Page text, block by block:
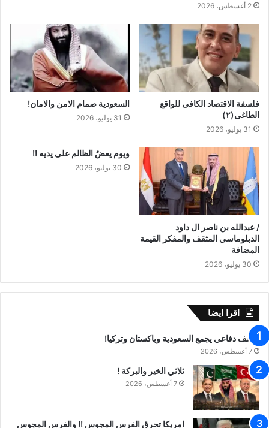
2 أغسطس، 2026
فلسفة الاقتصاد الكافى للواقع
الطاغى(٢)
31 يوليو، 2026
السعودية صمام الامن والامان!
31 يوليو، 2026
/ عبدالله بن ناصر ال داود
الدبلوماسي المثقف والمفكر القيمة
المضافة
30 يوليو، 2026
ويوم يعضُ الظالم على يديه !!
30 يوليو، 2026
اقرا ايضا
تحالف دفاعي يجمع السعودية وباكستان وتركيا!
7 أغسطس، 2026
ثلاثي الخير والبركة !
7 أغسطس، 2026
امريكا تحرق الفرس المجوس !! والفرس المجوس